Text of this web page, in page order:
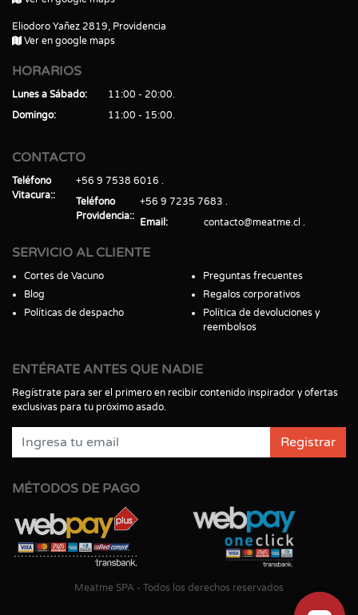
Eliodoro Yañez 2819, Providencia
Ver en google maps
HORARIOS
Lunes a Sábado
11:00 - 20:00
Domingo
11:00 - 15:00
CONTACTO
Teléfono
Vitacura:
+56 9 7538 6016
Teléfono
Providencia:
+56 9 7235 7683
Email
contacto@meatme.cl
SERVICIO AL CLIENTE
Cortes de Vacuno
Blog
Políticas de despacho
Preguntas frecuentes
Regalos corporativos
Política de devoluciones y
reembolsos
ENTÉRATE ANTES QUE NADIE
Regístrate para ser el primero en recibir contenido inspirador y ofertas
exclusivas para tu próximo asado.
Registrar
MÉTODOS DE PAGO
Meatme SPA - Todos los derechos reservados